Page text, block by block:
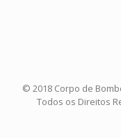
© 2018 Corpo de
Todos os Direitos